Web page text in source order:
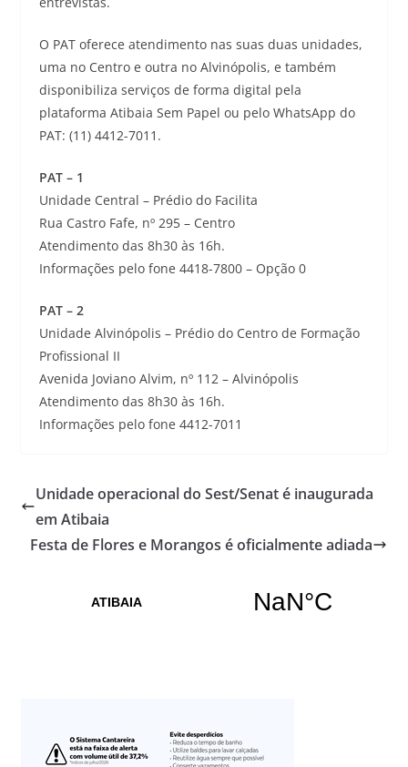
O PAT oferece atendimento nas suas duas unidades,
uma no Centro e outra no Alvinópolis, e também
disponibiliza serviços de forma digital pela
plataforma Atibaia Sem Papel ou pelo WhatsApp do
PAT: (11) 4412-7011.
PAT – 1
Unidade Central – Prédio do Facilita
Rua Castro Fafe, nº 295 – Centro
Atendimento das 8h30 às 16h.
Informações pelo fone 4418-7800 – Opção 0
PAT – 2
Unidade Alvinópolis – Prédio do Centro de Formação
Profissional II
Avenida Joviano Alvim, nº 112 – Alvinópolis
Atendimento das 8h30 às 16h.
Informações pelo fone 4412-7011
Unidade operacional do Sest/Senat é inaugurada
em Atibaia
Festa de Flores e Morangos é oficialmente adiada